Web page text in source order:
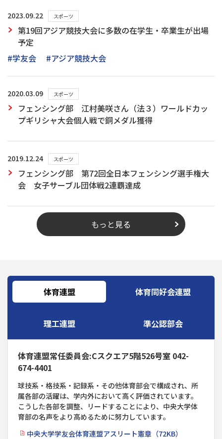
2023.09.22 スポーツ
第19回アジア競技大会に多数の在学生・卒業生が出場
予定
#学友会
#アジア競技大会
2020.03.09 スポーツ
フェンシング部 江村美咲さん（法３）ワールドカッ
プギリシャ大会個人戦で銅メダル獲得
2019.12.24 スポーツ
フェンシング部 第72回全日本フェンシング選手権大
会 女子サーブル団体戦2連覇達成
もっと見る
体育連盟 体育同好会連盟
理工連盟 準公認部会
体育連盟常任委員会:Cスクエア5階526号室 042-
674-4401
球技系・格技系・記録系・その他体育部会で構成され、所
属各部の活躍は、学内外において高く評価されています。
こうした各部を調整、リードすることにより、中央大学体
育部の名声をより高めるために努力しています。
中央大学学友会体育連盟アスリート憲章（72KB）